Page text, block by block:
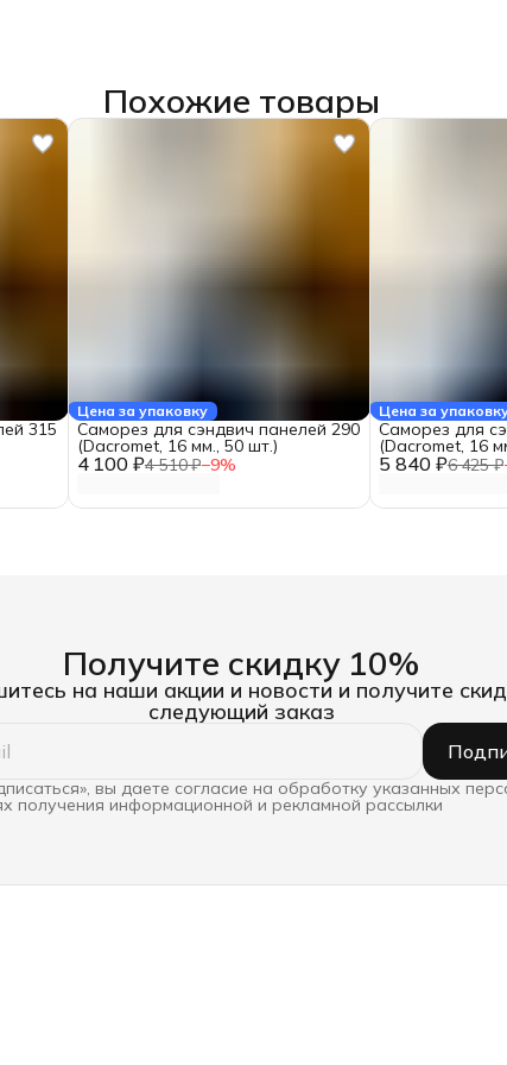
Похожие товары
315
Цена за упаковку
4 100 ₽4 510 ₽−9%
Саморез для сэндвич панелей 290
(Dacromet, 16 мм., 50 шт.)
Цена за
5 840 ₽6 425 ₽
Саморез для
(Dacromet, 16
Получите скидку 10%
на наши акции и новости и получите
следующий заказ
вы даете согласие на обработку указанных
получения информационной и рекламной рассылки